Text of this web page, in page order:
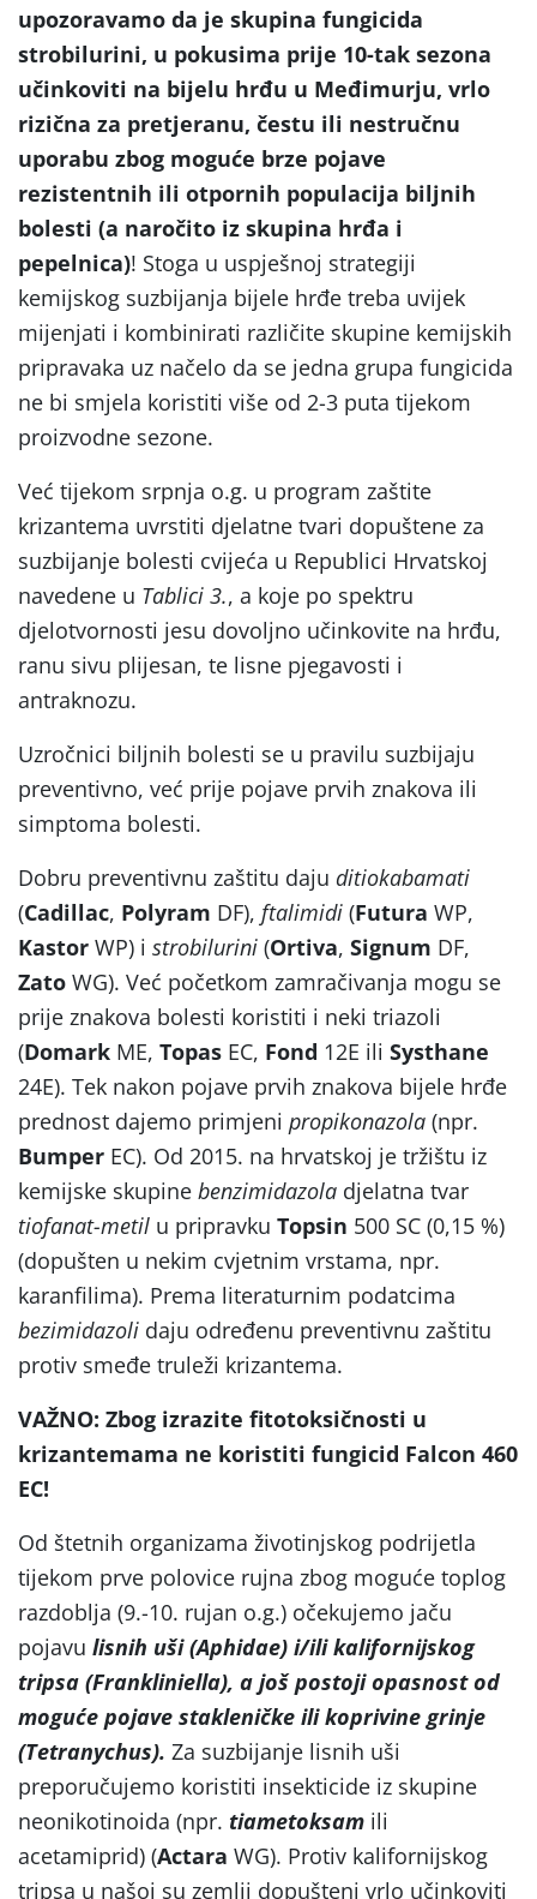
upozoravamo da je skupina fungicida
strobilurini, u pokusima prije 10-tak sezona
učinkoviti na bijelu hrđu u Međimurju, vrlo
rizična za pretjeranu, čestu ili nestručnu
uporabu zbog moguće brze pojave
rezistentnih ili otpornih populacija biljnih
bolesti (a naročito iz skupina hrđa i
pepelnica)! Stoga u uspješnoj strategiji
kemijskog suzbijanja bijele hrđe treba uvijek
mijenjati i kombinirati različite skupine kemijskih
pripravaka uz načelo da se jedna grupa fungicida
ne bi smjela koristiti više od 2-3 puta tijekom
proizvodne sezone.
Već tijekom srpnja o.g. u program zaštite
krizantema uvrstiti djelatne tvari dopuštene za
suzbijanje bolesti cvijeća u Republici Hrvatskoj
navedene u Tablici 3., a koje po spektru
djelotvornosti jesu dovoljno učinkovite na hrđu,
ranu sivu plijesan, te lisne pjegavosti i
antraknozu.
Uzročnici biljnih bolesti se u pravilu suzbijaju
preventivno, već prije pojave prvih znakova ili
simptoma bolesti.
Dobru preventivnu zaštitu daju ditiokabamati
(Cadillac, Polyram DF), ftalimidi (Futura WP,
Kastor WP) i strobilurini (Ortiva, Signum DF,
Zato WG). Već početkom zamračivanja mogu se
prije znakova bolesti koristiti i neki triazoli
(Domark ME, Topas EC, Fond 12E ili Systhane
24E). Tek nakon pojave prvih znakova bijele hrđe
prednost dajemo primjeni propikonazola (npr.
Bumper EC). Od 2015. na hrvatskoj je tržištu iz
kemijske skupine benzimidazola djelatna tvar
tiofanat-metil u pripravku Topsin 500 SC (0,15 %)
(dopušten u nekim cvjetnim vrstama, npr.
karanfilima). Prema literaturnim podatcima
bezimidazoli daju određenu preventivnu zaštitu
protiv smeđe truleži krizantema.
VAŽNO: Zbog izrazite fitotoksičnosti u
krizantemama ne koristiti fungicid Falcon 460
EC!
Od štetnih organizama životinjskog podrijetla
tijekom prve polovice rujna zbog moguće toplog
razdoblja (9.-10. rujan o.g.) očekujemo jaču
pojavu lisnih uši (Aphidae) i/ili kalifornijskog
tripsa (Frankliniella), a još postoji opasnost od
moguće pojave stakleničke ili koprivine grinje
(Tetranychus). Za suzbijanje lisnih uši
preporučujemo koristiti insekticide iz skupine
neonikotinoida (npr. tiametoksam ili
acetamiprid) (Actara WG). Protiv kalifornijskog
tripsa u našoj su zemlji dopušteni vrlo učinkoviti